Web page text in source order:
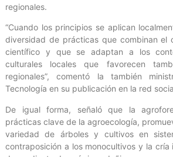
regionales.
“Cuando los principios se aplican
diversidad de prácticas que combinan el
científico y que se adaptan a los
culturales locales que favorecen
regionales”, comentó la también
Tecnología en su publicación en la red
De igual forma, señaló que la
prácticas clave de la agroecología,
variedad de árboles y cultivos en
contraposición a los monocultivos y la